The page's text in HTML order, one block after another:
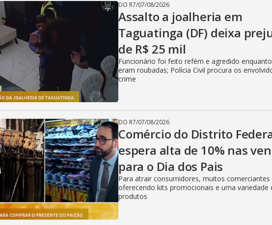
DO R7/07/08/2026
Assalto a joalheria em
Taguatinga (DF) deixa
de R$ 25 mil
Funcionário foi feito refém e agredido
eram roubadas; Polícia Civil procura os
crime
DO R7/07/08/2026
Comércio do Distrito
espera alta de 10% nas
para o Dia dos Pais
Para atrair consumidores, muitos comerciantes
oferecendo kits promocionais e uma variedade
produtos